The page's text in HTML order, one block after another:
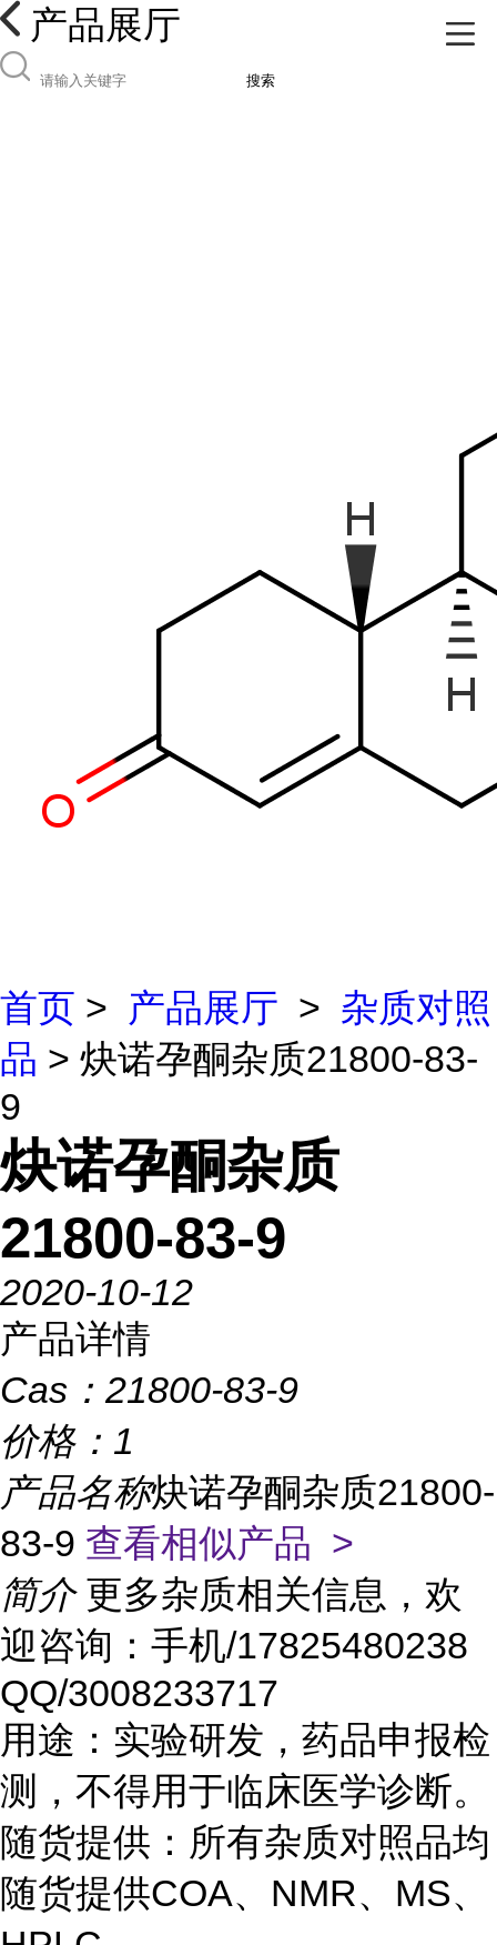
产品展厅
搜索
首页 > 产品展厅 > 杂质对照
品 > 炔诺孕酮杂质21800-83-
9
炔诺孕酮杂质
21800-83-9
2020-10-12
产品详情
Cas： 21800-83-9
价格： 1
产品名称炔诺孕酮杂质21800-
83-9 查看相似产品 >
简介 更多杂质相关信息，欢
迎咨询：手机/17825480238
QQ/3008233717
用途：实验研发，药品申报检
测，不得用于临床医学诊断。
随货提供：所有杂质对照品均
随货提供COA、NMR、MS、